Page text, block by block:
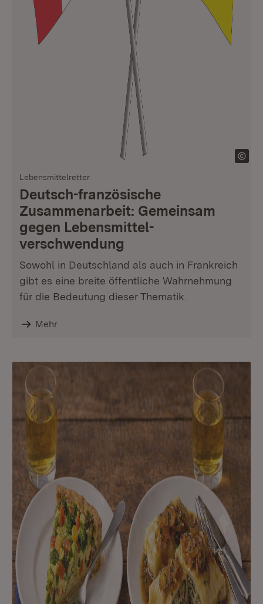
Lebensmittelretter
Deutsch-französische
Zusammenarbeit: Gemeinsam
gegen Lebensmittel­
verschwendung
Sowohl in Deutschland als auch in Frankreich
gibt es eine breite öffentliche Wahrnehmung
für die Bedeutung dieser Thematik.
Mehr